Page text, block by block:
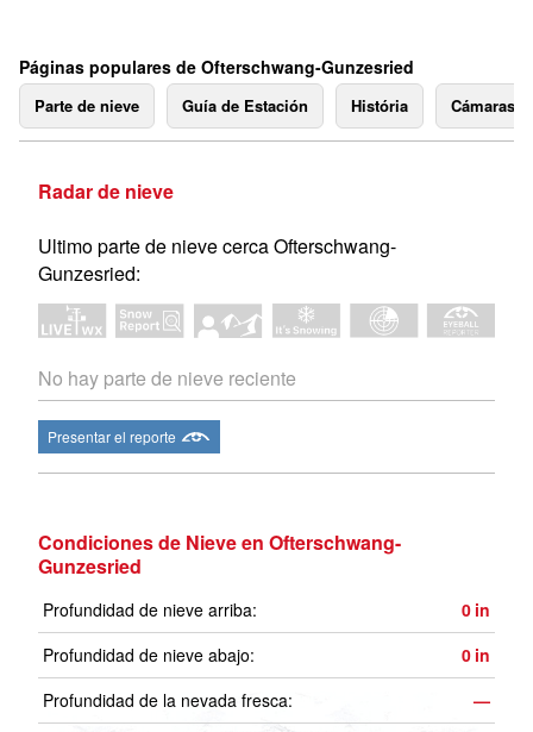
Páginas populares de Ofterschwang-Gunzesried
Parte de nieve Guía de Estación História Cámaras
Radar de nieve
Ultimo parte de nieve cerca Ofterschwang-
Gunzesried:
No hay parte de nieve reciente
Presentar el reporte
Condiciones de Nieve en Ofterschwang-
Gunzesried
Profundidad de nieve arriba: 0 in
Profundidad de nieve abajo:
0 in
Profundidad de la nevada fresca:
—